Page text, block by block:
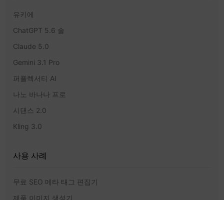
유키에
ChatGPT 5.6 솔
Claude 5.0
Gemini 3.1 Pro
퍼플렉서티 AI
나노 바나나 프로
시댄스 2.0
Kling 3.0
사용 사례
무료 SEO 메타 태그 편집기
제품 이미지 생성기